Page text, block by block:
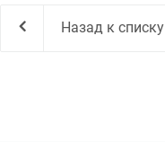
Назад к списку